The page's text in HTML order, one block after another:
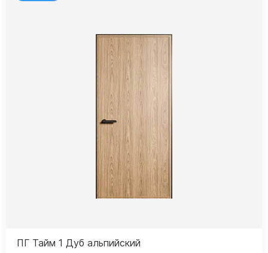
ПГ Тайм 1 Дуб альпийский